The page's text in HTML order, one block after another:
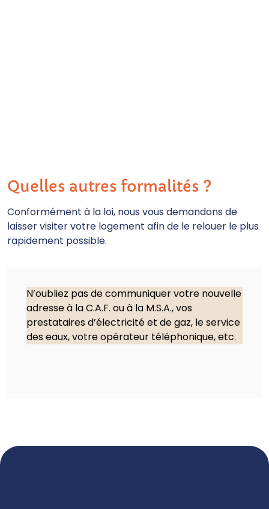
N’oubliez pas de communiquer votre nouvelle
adresse à la C.A.F. ou à la M.S.A., vos
prestataires d’électricité et de gaz, le service
des eaux, votre opérateur téléphonique, etc.
Quelles autres formalités ?
Conformément à la loi, nous vous demandons de
laisser visiter votre logement afin de le relouer le plus
rapidement possible.